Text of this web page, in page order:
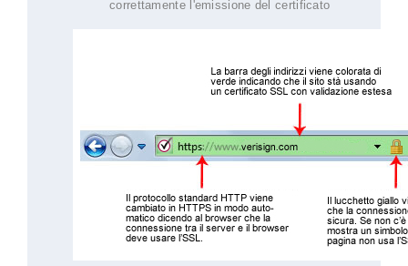
correttamente l'emissione del certificato